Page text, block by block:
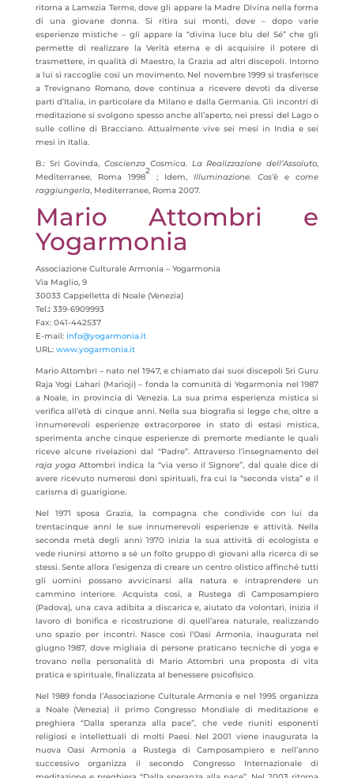
ritorna a Lamezia Terme, dove gli appare la Madre Divina nella forma
di una giovane donna. Si ritira sui monti, dove – dopo varie
esperienze mistiche – gli appare la “divina luce blu del Sé” che gli
permette di realizzare la Verità eterna e di acquisire il potere di
trasmettere, in qualità di Maestro, la Grazia ad altri discepoli. Intorno
a lui si raccoglie così un movimento. Nel novembre 1999 si trasferisce
a Trevignano Romano, dove continua a ricevere devoti da diverse
parti d’Italia, in particolare da Milano e dalla Germania. Gli incontri di
meditazione si svolgono spesso anche all’aperto, nei pressi del Lago o
sulle colline di Bracciano. Attualmente vive sei mesi in India e sei
mesi in Italia.
B.: Sri Govinda,Coscienza Cosmica. La Realizzazione dell’Assoluto,
Mediterranee, Roma 1998
2
; Idem,Illuminazione. Cos’è e come
raggiungerla, Mediterranee, Roma 2007.
Mario Attombri e
Yogarmonia
Associazione Culturale Armonia – Yogarmonia
Via Maglio, 9
30033 Cappelletta di Noale (Venezia)
Tel.: 339-6909993
Fax: 041-442537
E-mail: info@yogarmonia.it
URL: www.yogarmonia.it
Mario Attombri – nato nel 1947, e chiamato dai suoi discepoli Sri Guru
Raja Yogi Lahari (Marioji) – fonda la comunità di Yogarmonia nel 1987
a Noale, in provincia di Venezia. La sua prima esperienza mistica si
verifica all’età di cinque anni. Nella sua biografia si legge che, oltre a
innumerevoli esperienze extracorporee in stato di estasi mistica,
sperimenta anche cinque esperienze di premorte mediante le quali
riceve alcune rivelazioni dal “Padre”. Attraverso l’insegnamento del
raja yoga Attombri indica la “via verso il Signore”, dal quale dice di
avere ricevuto numerosi doni spirituali, fra cui la “seconda vista” e il
carisma di guarigione.
Nel 1971 sposa Grazia, la compagna che condivide con lui da
trentacinque anni le sue innumerevoli esperienze e attività. Nella
seconda metà degli anni 1970 inizia la sua attività di ecologista e
vede riunirsi attorno a sé un folto gruppo di giovani alla ricerca di se
stessi. Sente allora l’esigenza di creare un centro olistico affinché tutti
gli uomini possano avvicinarsi alla natura e intraprendere un
cammino interiore. Acquista così, a Rustega di Camposampiero
(Padova), una cava adibita a discarica e, aiutato da volontari, inizia il
lavoro di bonifica e ricostruzione di quell’area naturale, realizzando
uno spazio per incontri. Nasce così l’Oasi Armonia, inaugurata nel
giugno 1987, dove migliaia di persone praticano tecniche di yoga e
trovano nella personalità di Mario Attombri una proposta di vita
pratica e spirituale, finalizzata al benessere psicofisico.
Nel 1989 fonda l’Associazione Culturale Armonia e nel 1995 organizza
a Noale (Venezia) il primo Congresso Mondiale di meditazione e
preghiera “Dalla speranza alla pace”, che vede riuniti esponenti
religiosi e intellettuali di molti Paesi. Nel 2001 viene inaugurata la
nuova Oasi Armonia a Rustega di Camposampiero e nell’anno
successivo organizza il secondo
Congresso Internazionale di